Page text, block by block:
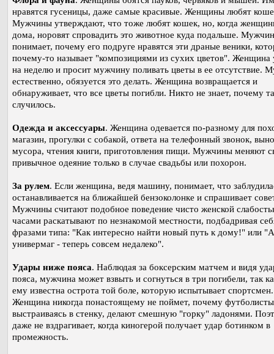
нравятся гусеницы, даже самые красивые. Женщины любят
Мужчины утверждают, что тоже любят кошек, но, когда
дома, норовят спровадить это животное куда подальше.
понимает, почему его подруге нравятся эти драные веники,
почему-то называет "композициями из сухих цветов". Женщина
на неделю и просит мужчину поливать цветы в ее отсутствие.
естественно, обязуется это делать. Женщина возвращается и
обнаруживает, что все цветы погибли. Никто не знает, почему
случилось.
Одежда и аксессуары. Женщина одевается по-разному для
магазин, прогулки с собакой, ответа на телефонный звонок,
мусора, чтения книги, приготовления пищи. Мужчины меняют
привычное одеяние только в случае свадьбы или похорон.
За рулем. Если женщина, ведя машину, понимает, что
останавливается на ближайшей бензоколонке и спрашивает
Мужчины считают подобное поведение чисто женской
часами раскатывают по незнакомой местности, подбадривая
фразами типа: "Как интересно найти новый путь к дому!" или
универмаг - теперь совсем недалеко".
Удары ниже пояса. Наблюдая за боксерским матчем и видя
пояса, мужчина может взвыть и согнуться в три погибели, так
ему известна острота той боле, которую испытывает спортсмен.
Женщина никогда понастоящему не поймет, почему
выстраиваясь в стенку, делают смешную "горку" ладонями.
даже не вздрагивает, когда киногерой получает удар ботинком в
промежность.